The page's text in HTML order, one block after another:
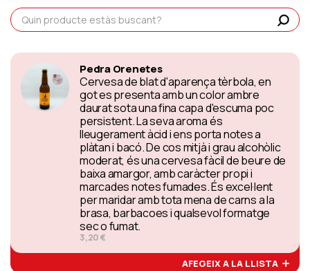
Pedra Orenetes
Cervesa de blat d'aparença tèrbola, en
got es presenta amb un color ambre
daurat sota una fina capa d'escuma poc
persistent. La seva aroma és
lleugerament àcid i ens porta notes a
plàtan i bacó. De cos mitjà i grau alcohòlic
moderat, és una cervesa fàcil de beure de
baixa amargor, amb caràcter propi i
marcades notes fumades. És excel·lent
per maridar amb tota mena de carns a la
brasa, barbacoes i qualsevol formatge
sec o fumat.
3,20 €
AFEGEIX A LA LLISTA